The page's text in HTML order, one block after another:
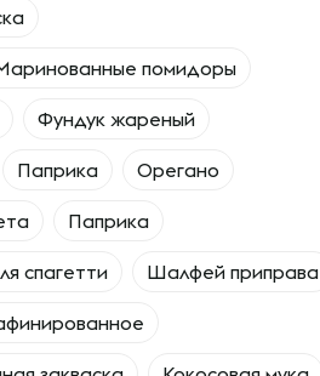
помидоры
Фундук жареный
Паприка Орегано
Паприка
спагетти Шалфей приправа